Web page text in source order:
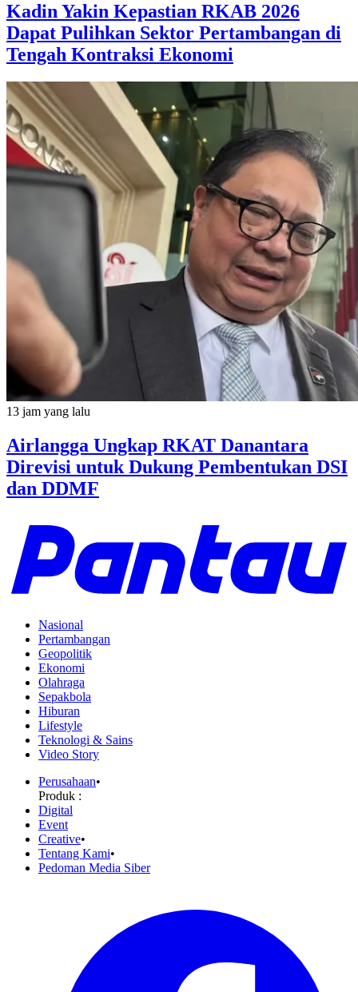
Kadin Yakin Kepastian RKAB 2026
Dapat Pulihkan Sektor Pertambangan di
Tengah Kontraksi Ekonomi
13 jam yang lalu
Airlangga Ungkap RKAT Danantara
Direvisi untuk Dukung Pembentukan DSI
dan DDMF
Nasional
Pertambangan
Geopolitik
Ekonomi
Olahraga
Sepakbola
Hiburan
Lifestyle
Teknologi & Sains
Video Story
Perusahaan•
Produk :
Digital
Event
Creative•
Tentang Kami•
Pedoman Media Siber